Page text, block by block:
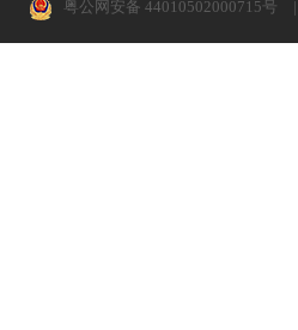
粤公网安备 44010502000715号 |